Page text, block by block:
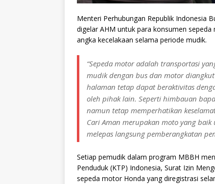
Menteri Perhubungan Republik Indonesia
digelar AHM untuk para konsumen
angka kecelakaan selama periode mudik.
“Sepeda motor adalah transportasi
mudik dengan bus dan motor
halaman tetap dapat beraktivitas
oleh pihak lain. Seperti himbauan
namun tetap memperhatikan
Cari Aman merupakan moto yang baik
melepas langsung pemberangkatan
Setiap pemudik dalam program MBBH
Penduduk (KTP) Indonesia, Surat Izin
sepeda motor Honda yang diregistrasi